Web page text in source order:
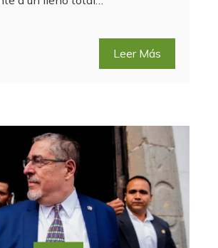
Leer Más